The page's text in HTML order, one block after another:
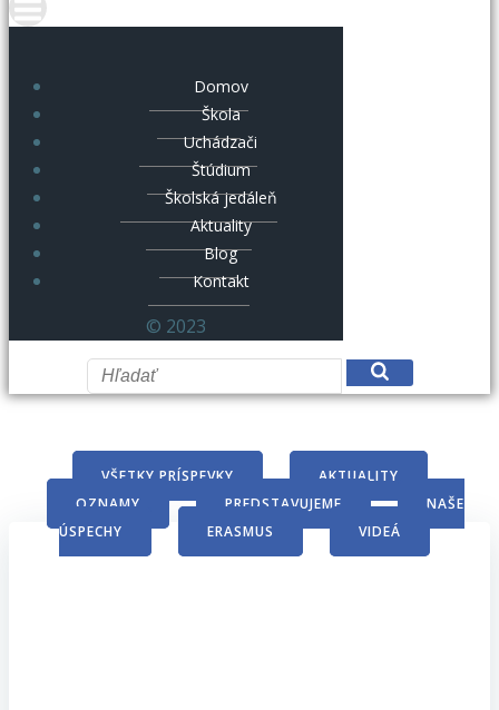
Domov
Škola
Uchádzači
Štúdium
Školská jedáleň
Aktuality
Blog
Kontakt
© 2023
VŠETKY PRÍSPEVKY
AKTUALITY
OZNAMY
PREDSTAVUJEME
NAŠE
ÚSPECHY
ERASMUS VIDEÁ